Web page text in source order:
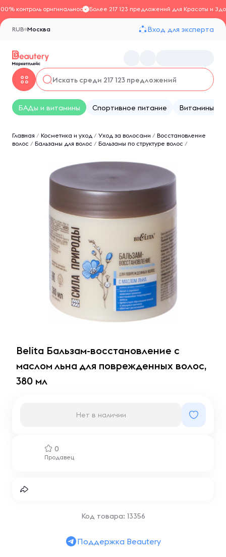
контроль оригинальностиБолее 217 123 предложений для Красоты и
Москва
RUB Вход для эксперта
БАДы и витамины Спортивное питание Витамины
Главная / Косметика и уход / Уход за волосами / Восстановление
волос / Бальзамы для волос / Бальзамы по структуре волос /
Belita Бальзам-восстановление с
маслом льна для поврежденных волос,
380 мл
0
Продавец
Нет в наличии
Код товара: 13356
Поддержка Beautery